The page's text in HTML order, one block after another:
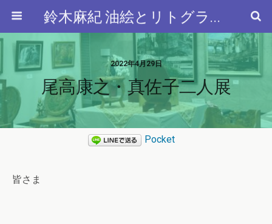
鈴木麻紀 油絵とリトグラフと…
2022年4月29日
尾高康之・真佐子二人展
Pocket
皆さま